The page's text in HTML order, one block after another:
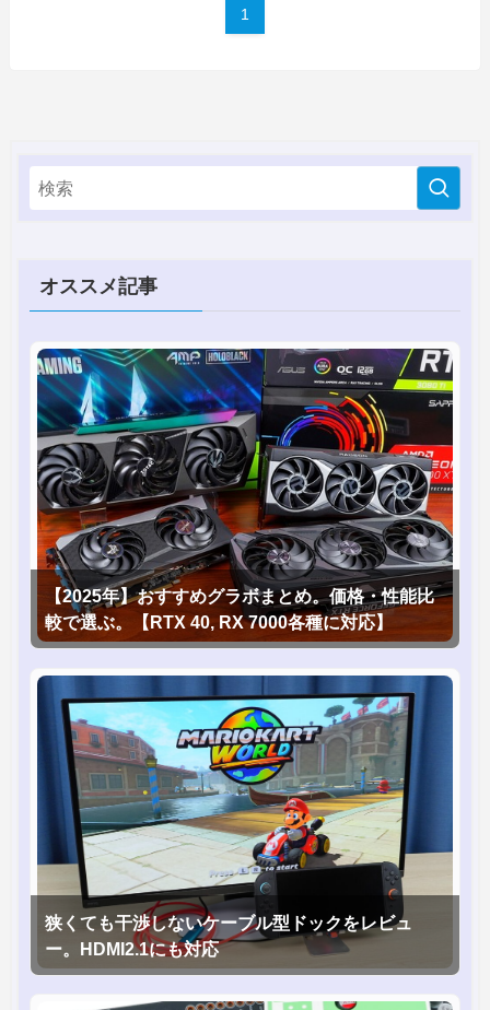
1
オススメ記事
【2025年】おすすめグラボまとめ。価格・性能比
較で選ぶ。【RTX 40, RX 7000各種に対応】
狭くても干渉しないケーブル型ドックをレビュ
ー。HDMI2.1にも対応